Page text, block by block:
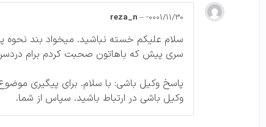
reza_n – -0001/11/30
سلام علیکم خسته نباشید. میخواد بند نحوه
سری پیش که باهاتون صحبت کردم برام
پاسخ وکیل باشی: با سلام. برای پیگیری
وکیل باشی در ارتباط باشید. سپاس از شما.